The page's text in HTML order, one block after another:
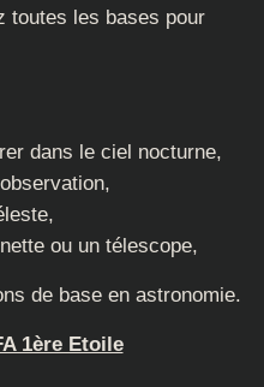
toutes les bases pour
dans le ciel nocturne,
ou un télescope,
de base en astronomie.
1ère Etoile